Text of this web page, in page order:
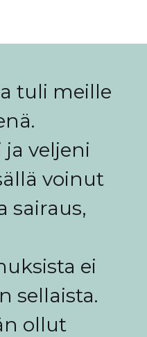
tuli meille
veljeni
voinut
sairaus,
ei
sellaista.
ollut